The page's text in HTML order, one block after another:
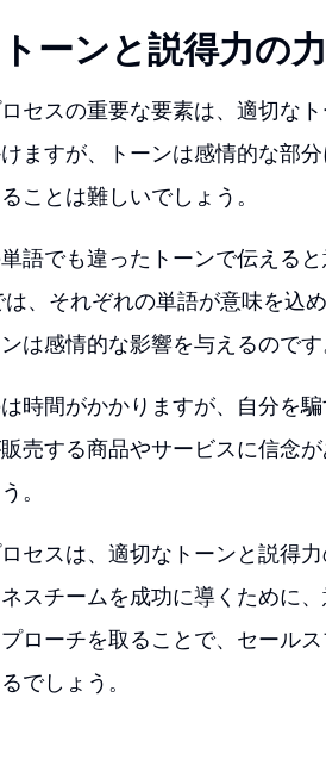
ーンと説得力の力
セスの重要な要素は、適切な
ますが、トーンは感情的な部
ことは難しいでしょう。
語でも違ったトーンで伝える
、それぞれの単語が意味を込
は感情的な影響を与えるのです
時間がかかりますが、自分を
売する商品やサービスに信念
。
セスは、適切なトーンと説得
スチームを成功に導くために
ローチを取ることで、セール
でしょう。